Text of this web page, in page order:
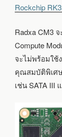
Rockchip
Radxa CM3
Compute
จะไม่พร้อมใช้
คุณสมบัติพิเศ
เช่น SATA III